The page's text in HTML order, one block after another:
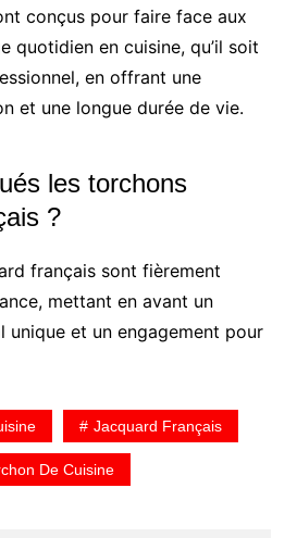
conçus pour faire face aux
quotidien en cuisine, qu’il soit
en offrant une
et une longue durée de vie.
les torchons
?
français sont fièrement
mettant en avant un
unique et un engagement pour
Jacquard Français
De Cuisine